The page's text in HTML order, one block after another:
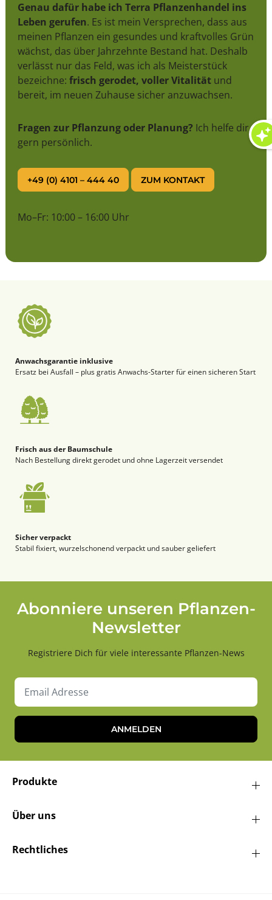
Genau dafür habe ich Terra Pflanzenhandel ins
Leben gerufen. Es ist mein Versprechen, dass aus
meinen Pflanzen ein gesundes und kraftvolles Grün
wächst, das über Jahrzehnte Bestand hat. Deshalb
verlässt nur das Feld, was ich als Meisterstück
bezeichne: frisch gerodet, voller Vitalitätund
bereit, im neuen Zuhause sicher anzuwachsen.
Fragen zur Pflanzung oder Planung? Ich helfe dir
gern persönlich.
+49 (0) 4101 – 444 40 ZUM KONTAKT
Mo–Fr: 10:00 – 16:00 Uhr
Anwachsgarantie inklusive
Ersatz bei Ausfall – plus gratis Anwachs-Starter für einen sicheren Start
Frisch aus der Baumschule
Nach Bestellung direkt gerodet und ohne Lagerzeit versendet
Sicher verpackt
Stabil fixiert, wurzelschonend verpackt und sauber geliefert
Abonniere unseren Pflanzen-
Newsletter
Registriere Dich für viele interessante Pflanzen-News
ANMELDEN
Produkte
Über uns
Rechtliches